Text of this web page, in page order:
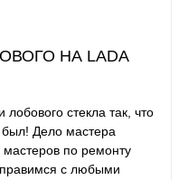
НА LADA
стекла так, что
Дело мастера
мастеров по ремонту
с любыми